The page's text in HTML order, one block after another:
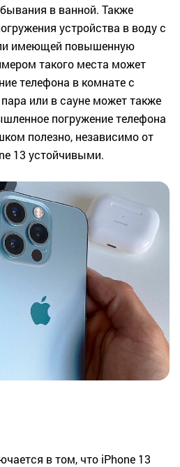
в ванной. Также
устройства в воду с
имеющей повышенную
такого места может
телефона в комнате с
или в сауне может также
погружение телефона
полезно, независимо от
13 устойчивыми.
в том, что iPhone 13